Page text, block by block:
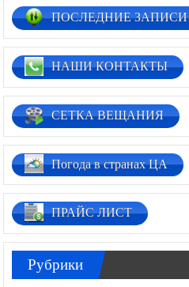
ПОСЛЕДНИЕ ЗАПИСИ
НАШИ КОНТАКТЫ
СЕТКА ВЕЩАНИЯ
Погода в странах ЦА
ПРАЙС ЛИСТ
Рубрики